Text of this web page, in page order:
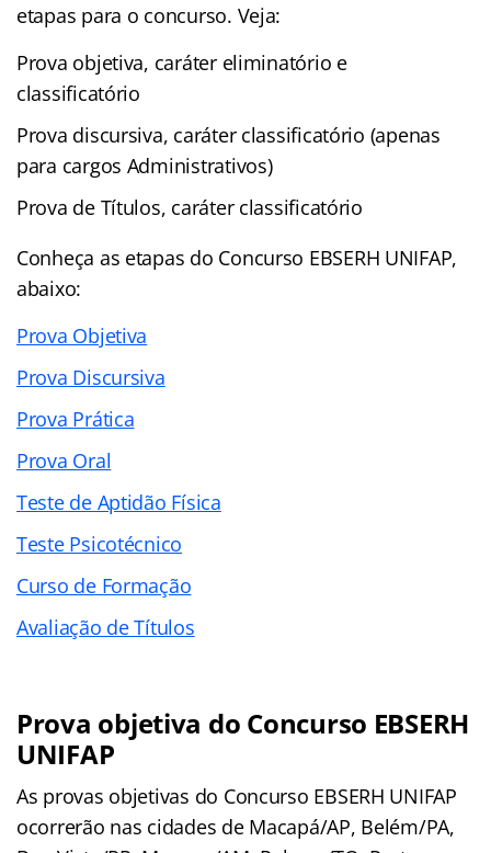
etapas para o concurso. Veja:
Prova objetiva, caráter eliminatório e
classificatório
Prova discursiva, caráter classificatório (apenas
para cargos Administrativos)
Prova de Títulos, caráter classificatório
Conheça as etapas do Concurso EBSERH UNIFAP,
abaixo:
Prova Objetiva
Prova Discursiva
Prova Prática
Prova Oral
Teste de Aptidão Física
Teste Psicotécnico
Curso de Formação
Avaliação de Títulos
Prova objetiva do Concurso EBSERH
UNIFAP
As provas objetivas do Concurso EBSERH UNIFAP
ocorrerão nas cidades de Macapá/AP, Belém/PA,